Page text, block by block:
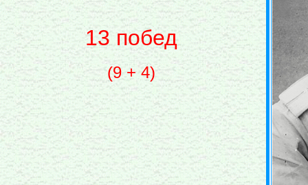
13 побед
(9 + 4)